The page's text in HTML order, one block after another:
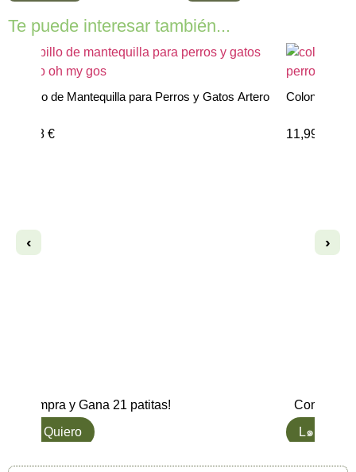
Te puede interesar también...
‹
Cepillo de Mantequilla para Perros y Gatos Artero
21,18 €
Compra y Gana 21 patitas!
L๑ Quiero
Colonia para
11,99
Compra y
L๑ Quiero
›